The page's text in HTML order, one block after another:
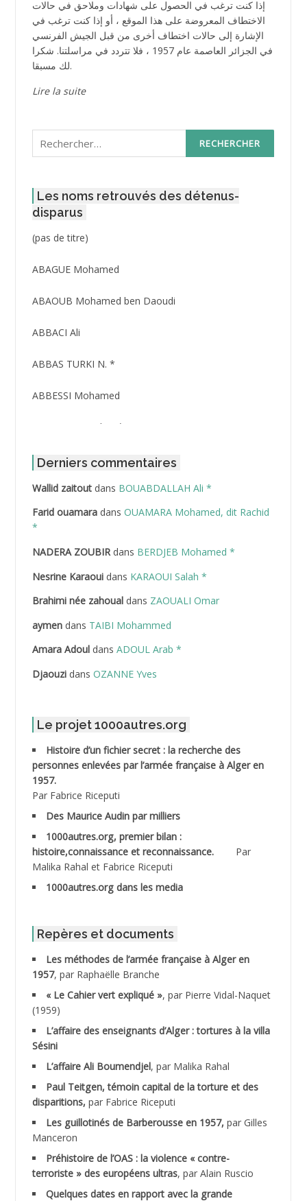
إذا كنت ترغب في الحصول على شهادات وملاحق في حالات
الاختطاف المعروضة على هذا الموقع ، أو إذا كنت ترغب في
الإشارة إلى حالات اختطاف أخرى من قبل الجيش الفرنسي
في الجزائر العاصمة عام 1957 ، فلا تتردد في مراسلتنا. شكرا
لك مسبقا.
Lire la suite
Rechercher :
Les noms retrouvés des détenus-
disparus
(pas de titre)Post
3416
ABAGUE Mohamed
ABAOUB Mohamed ben Daoudi
ABBACI Ali
ABBAS TURKI N. *
ABBESSI Mohamed
ABBOUR Azzedine *
ABDAT Amar
ABDEDDAIM Hamid
ABDELAZIZ Mohamed
ABDELHAFID Lakhdar
ABDELLI Mohamed
ABDELLI Mohamed *
ABDELMOUMENE Ahmed
ABDESMED Mohamed ben Kaddour
ABDESSELAMI Kouider
ABDESSLEM Ahmed dit le Coiffeur
ABDOUDOU
ABID Mohamed
ABNOUN Salah
ACHACHE M.*
ACHLAF Ali
ADALMI
ADANE Ramdane *
ADDAD
Derniers commentaires
Wallid zaitoutdans BOUABDALLAH Ali *
Farid ouamaradans OUAMARA Mohamed, dit Rachid
*
NADERA ZOUBIRdans BERDJEB Mohamed *
Nesrine Karaouidans KARAOUI Salah *
Brahimi née zahoualdans ZAOUALI Omar
aymendans TAIBI Mohammed
Amara Adouldans ADOUL Arab *
Djaouzidans OZANNE Yves
Le projet 1000autres.org
Histoire d’un fichier secret : la recherche des
personnes enlevées par l’armée française à Alger en
1957.
Par Fabrice Riceputi
Des Maurice Audin par milliers
1000autres.org, premier bilan :
histoire,connaissance et reconnaissance.
Par
Malika Rahal et Fabrice Riceputi
1000autres.org dans les media
Repères et documents
Les méthodes de l’armée française à Alger en
1957, par Raphaëlle Branche
« Le Cahier vert expliqué », par Pierre Vidal-Naquet
(1959)
L’affaire des enseignants d’Alger : tortures à la villa
Sésini
L’affaire Ali Boumendjel, par Malika Rahal
Paul Teitgen, témoin capital de la torture et des
disparitions, par Fabrice Riceputi
Les guillotinés de Barberousse en 1957, par Gilles
Manceron
Préhistoire de l’OAS : la violence « contre-
terroriste » des européens ultras, par Alain Ruscio
Quelques dates en rapport avec la grande